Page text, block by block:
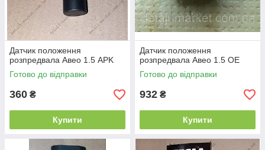
Датчик положення
розпредвала Авео 1.5 APK
Готово до відправки
360 ₴
Купити
Датчик положення
розпредвала Авео 1.5 ОЕ
Готово до відправки
932 ₴
Купити